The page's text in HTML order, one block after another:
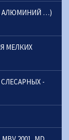
АЛЮМИНИЙ …)
МЕЛКИХ
-